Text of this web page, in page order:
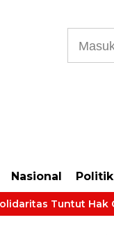
Nasional Politik
Tuntut Hak Gaji